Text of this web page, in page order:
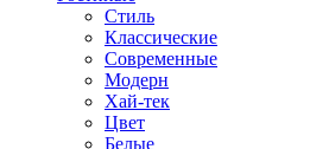
Стиль
Классические
Современные
Модерн
Хай-тек
Цвет
Белые